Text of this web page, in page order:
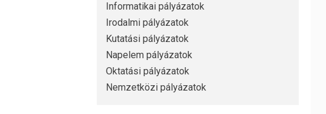
Informatikai pályázatok
Irodalmi pályázatok
Kutatási pályázatok
Napelem pályázatok
Oktatási pályázatok
Nemzetközi pályázatok